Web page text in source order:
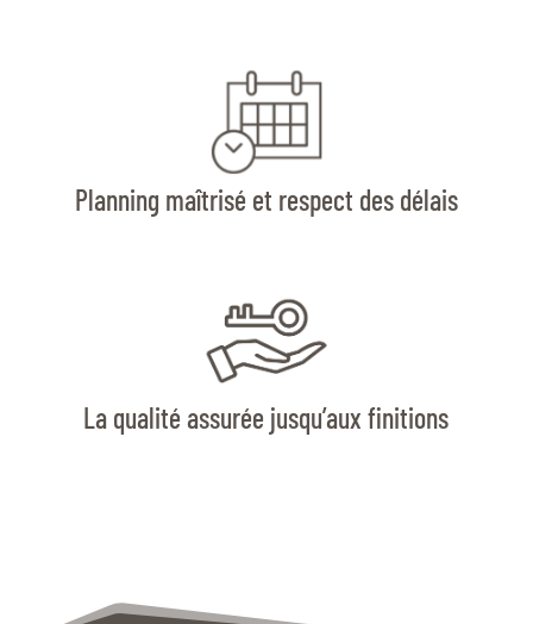
Planning maîtrisé et respect des délais
La qualité assurée jusqu’aux finitions